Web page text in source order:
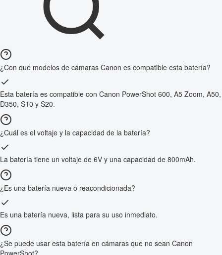
¿Con qué modelos de cámaras Canon es compatible esta batería?
Esta batería es compatible con Canon PowerShot 600, A5 Zoom, A50,
D350, S10 y S20.
¿Cuál es el voltaje y la capacidad de la batería?
La batería tiene un voltaje de 6V y una capacidad de 800mAh.
¿Es una batería nueva o reacondicionada?
Es una batería nueva, lista para su uso inmediato.
¿Se puede usar esta batería en cámaras que no sean Canon
PowerShot?